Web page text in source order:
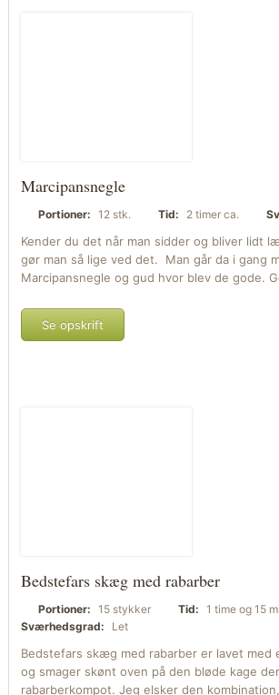
Marcipansnegle
Portioner: 12 stk. Tid: 2 timer ca.
Kender du det når man sidder og bliver lidt
gør man så lige ved det. Man går da i gang
Marcipansnegle og gud hvor blev de gode.
Se opskrift
Bedstefars skæg med rabarber
Portioner: 15 stykker Tid: 1 time og 15
Sværhedsgrad:
Let
Bedstefars skæg med rabarber er lavet med
og smager skønt oven på den bløde kage
rabarberkompot. Jeg elsker den